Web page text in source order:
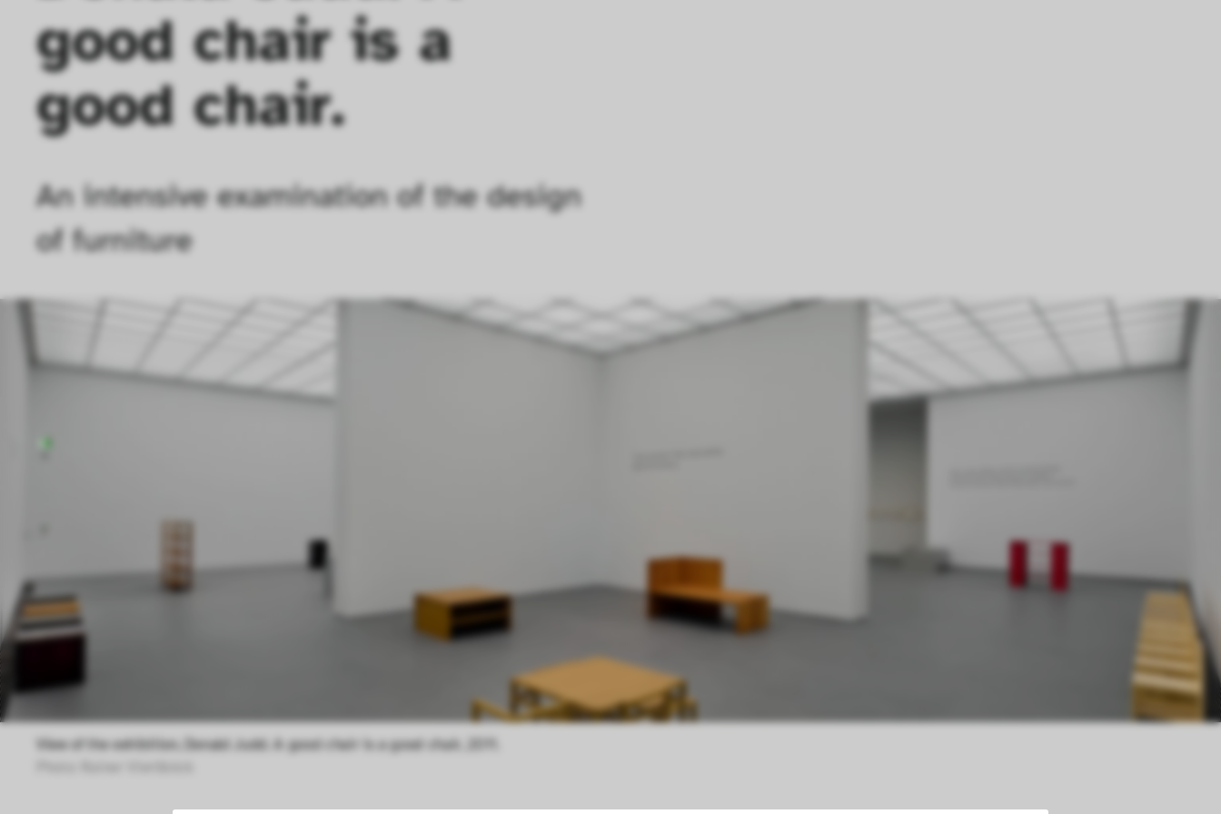
good chair is a
good chair.
An intensive examination of the design
of furniture
View of the exhibition, Donald Judd. A good chair is a good chair, 2011.